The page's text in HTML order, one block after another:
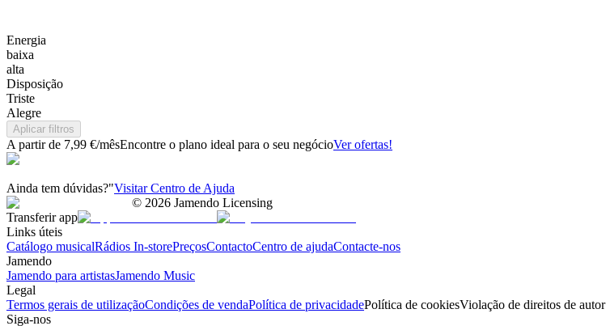
Energia
baixa
alta
Disposição
Triste
Alegre
Aplicar filtros
A partir de 7,99 €/mêsEncontre o plano ideal para o seu negócioVer ofertas!
Ainda tem dúvidas?"Visitar Centro de Ajuda
© 2026 Jamendo Licensing
Transferir app
Links úteis
Catálogo musicalRádios In-storePreçosContactoCentro de ajudaContacte-nos
Jamendo
Jamendo para artistasJamendo Music
Legal
Termos gerais de utilizaçãoCondições de vendaPolítica de privacidadePolítica de cookiesViolação de direitos de autor
Siga-nos